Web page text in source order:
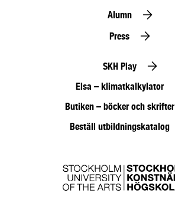
Alumn
Press
SKH Play
Elsa – klimatkalkylator
Butiken – böcker och skrifter
Beställ utbildningskatalog